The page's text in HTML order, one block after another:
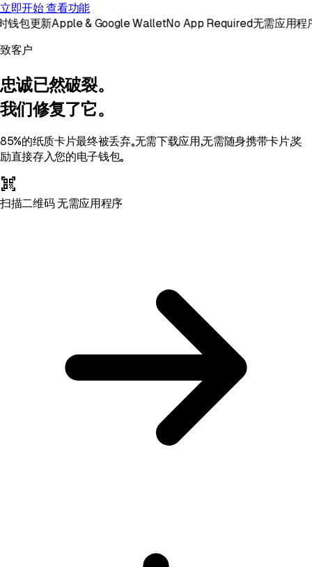
立即开始查看功能
更新Apple & Google WalletNo App Required无需应用程序实
致客户
忠诚已然破裂。
我们修复了它。
85%的纸质卡片最终被丢弃。无需下载应用，无需随身携带卡片，奖
励直接存入您的电子钱包。
qr_code_scanner
扫描二维码无需应用程序